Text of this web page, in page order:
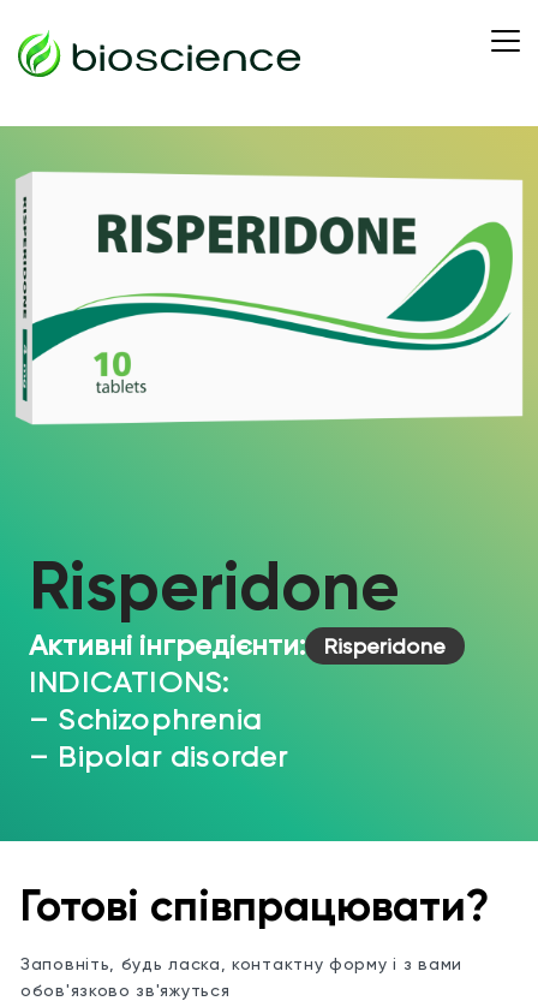
Risperidone
Активні інгредієнти: Risperidone
INDICATIONS:
– Schizophrenia
– Bipolar disorder
Готові співпрацювати?
Заповніть, будь ласка, контактну форму і з вами
обов'язково зв'яжуться